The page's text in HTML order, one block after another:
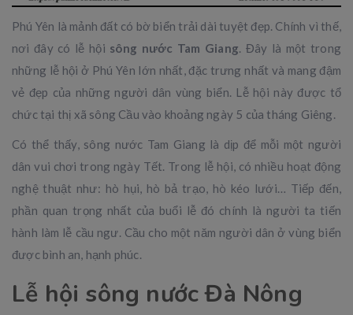
Phú Yên là mảnh đất có bờ biển trải dài tuyệt đẹp. Chính vì thế,
nơi đây có lễ hội sông nước Tam Giang. Đây là một trong
những lễ hội ở Phú Yên lớn nhất, đặc trưng nhất và mang đậm
vẻ đẹp của những người dân vùng biển. Lễ hội này được tổ
chức tại thị xã sông Cầu vào khoảng ngày 5 của tháng Giêng.
Có thể thấy, sông nước Tam Giang là dịp để mỗi một người
dân vui chơi trong ngày Tết. Trong lễ hội, có nhiều hoạt động
nghệ thuật như: hò hụi, hò bả trạo, hò kéo lưới… Tiếp đến,
phần quan trọng nhất của buổi lễ đó chính là người ta tiến
hành làm lễ cầu ngư. Cầu cho một năm người dân ở vùng biển
được bình an, hạnh phúc.
Lễ hội sông nước Đà Nông